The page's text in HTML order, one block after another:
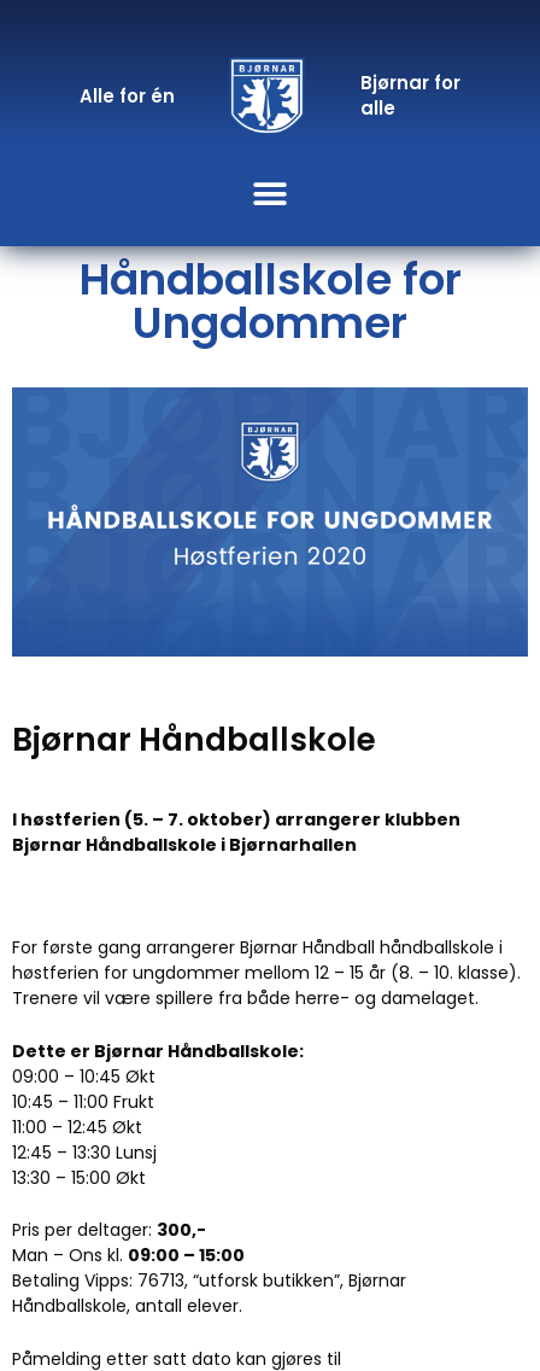
Alle for én
Bjørnar for
alle
Håndballskole for
Ungdommer
Bjørnar Håndballskole
I høstferien (5. – 7. oktober) arrangerer klubben
Bjørnar Håndballskole i Bjørnarhallen
For første gang arrangerer Bjørnar Håndball håndballskole i
høstferien for ungdommer mellom 12 – 15 år (8. – 10. klasse).
Trenere vil være spillere fra både herre- og damelaget.
Dette er Bjørnar Håndballskole:
09:00 – 10:45 Økt
10:45 – 11:00 Frukt
11:00 – 12:45 Økt
12:45 – 13:30 Lunsj
13:30 – 15:00 Økt
Pris per deltager: 300,-
Man – Ons kl. 09:00 – 15:00
Betaling Vipps: 76713, “utforsk butikken”, Bjørnar
Håndballskole, antall elever.
Påmelding etter satt dato kan gjøres til